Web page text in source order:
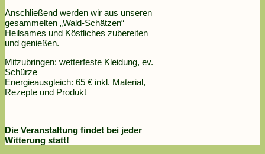
Anschließend werden wir aus unseren
gesammelten „Wald-Schätzen“
Heilsames und Köstliches zubereiten
und genießen.
Mitzubringen: wetterfeste Kleidung, ev.
Schürze
Energieausgleich: 65 € inkl. Material,
Rezepte und Produkt
Die Veranstaltung findet bei jeder
Witterung statt!